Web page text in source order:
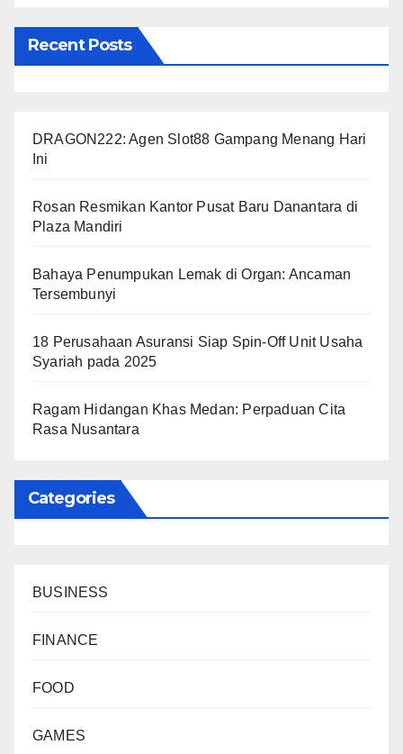
Recent Posts
DRAGON222: Agen Slot88 Gampang Menang Hari
Ini
Rosan Resmikan Kantor Pusat Baru Danantara di
Plaza Mandiri
Bahaya Penumpukan Lemak di Organ: Ancaman
Tersembunyi
18 Perusahaan Asuransi Siap Spin-Off Unit Usaha
Syariah pada 2025
​Ragam Hidangan Khas Medan: Perpaduan Cita
Rasa Nusantara
Categories
BUSINESS
FINANCE
FOOD
GAMES